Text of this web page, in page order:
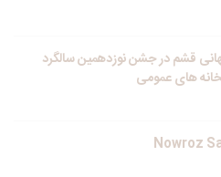
قشم در جشن نوزدهمین سالگرد
های عمومی
Nowroz